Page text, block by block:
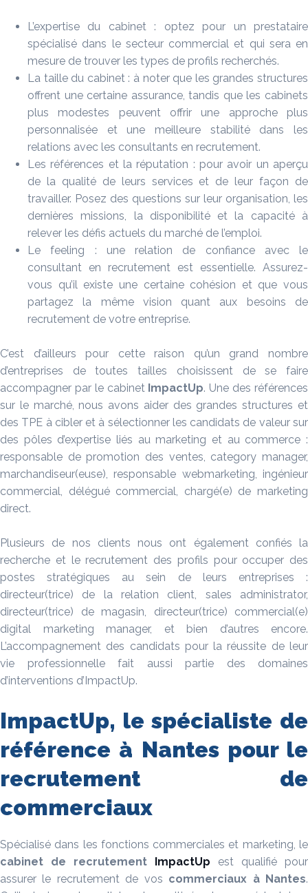
L’expertise du cabinet : optez pour un prestataire
spécialisé dans le secteur commercial et qui sera en
mesure de trouver les types de profils recherchés.
La taille du cabinet : à noter que les grandes structures
offrent une certaine assurance, tandis que les cabinets
plus modestes peuvent offrir une approche plus
personnalisée et une meilleure stabilité dans les
relations avec les consultants en recrutement.
Les références et la réputation : pour avoir un aperçu
de la qualité de leurs services et de leur façon de
travailler. Posez des questions sur leur organisation, les
dernières missions, la disponibilité et la capacité à
relever les défis actuels du marché de l’emploi.
Le feeling : une relation de confiance avec le
consultant en recrutement est essentielle. Assurez-
vous qu’il existe une certaine cohésion et que vous
partagez la même vision quant aux besoins de
recrutement de votre entreprise.
C’est d’ailleurs pour cette raison qu’un grand nombre
d’entreprises de toutes tailles choisissent de se faire
accompagner par le cabinet ImpactUp. Une des références
sur le marché, nous avons aider des grandes structures et
des TPE à cibler et à sélectionner les candidats de valeur sur
des pôles d’expertise liés au marketing et au commerce :
responsable de promotion des ventes, category manager,
marchandiseur(euse), responsable webmarketing, ingénieur
commercial, délégué commercial, chargé(e) de marketing
direct.
Plusieurs de nos clients nous ont également confiés la
recherche et le recrutement des profils pour occuper des
postes stratégiques au sein de leurs entreprises :
directeur(trice) de la relation client, sales administrator,
directeur(trice) de magasin, directeur(trice) commercial(e)
digital marketing manager, et bien d’autres encore.
L’accompagnement des candidats pour la réussite de leur
vie professionnelle fait aussi partie des domaines
d’interventions d’ImpactUp.
ImpactUp, le spécialiste de
référence à Nantes pour le
recrutement de
commerciaux
Spécialisé dans les fonctions commerciales et marketing, le
cabinet de recrutement
ImpactUp est qualifié pour
assurer le recrutement de vos commerciaux à Nantes.